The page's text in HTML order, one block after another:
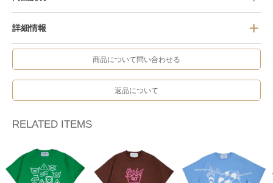
詳細情報
商品について問い合わせる
返品について
RELATED ITEMS